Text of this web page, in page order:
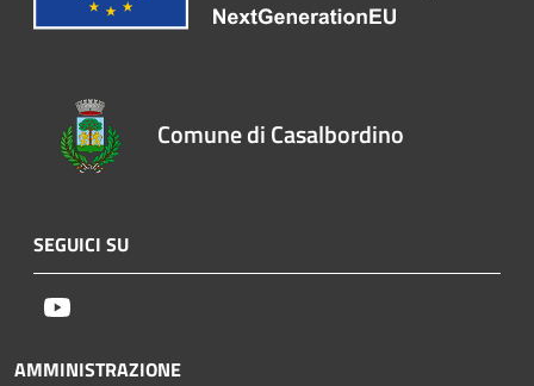
Comune di Casalbordino
SEGUICI SU
AMMINISTRAZIONE